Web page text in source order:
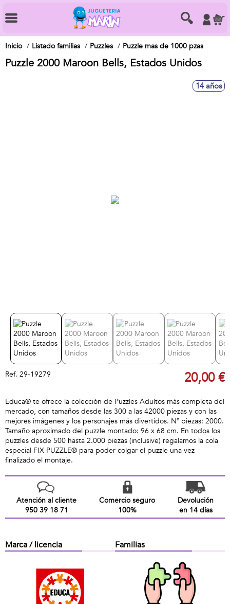
Inicio Listado familias Puzzles Puzzle mas de 1000 pzas
Puzzle 2000 Maroon Bells, Estados Unidos
14 años
Ref. 29-19279 20,00 €
Educa® te ofrece la colección de Puzzles Adultos más completa del
mercado, con tamaños desde las 300 a las 42000 piezas y con las
mejores imágenes y los personajes más divertidos. Nº piezas: 2000.
Tamaño aproximado del puzzle montado: 96 x 68 cm. En todos los
puzzles desde 500 hasta 2.000 piezas (inclusive) regalamos la cola
especial FIX PUZZLE® para poder colgar el puzzle una vez
finalizado el montaje.
Atención al cliente
950 39 18 71
Comercio seguro
100%
Devolución
en 14 días
Marca / licencia Familias